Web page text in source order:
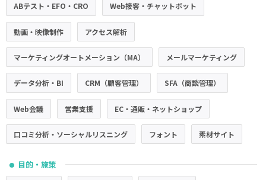
ABテスト・EFO・CRO Web接客・チャットボット
動画・映像制作 アクセス解析
マーケティングオートメーション（MA） メールマーケティング
データ分析・BI CRM（顧客管理） SFA（商談管理）
Web会議 営業支援 EC・通販・ネットショップ
口コミ分析・ソーシャルリスニング フォント 素材サイト
● 目的・施策